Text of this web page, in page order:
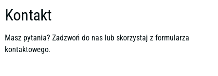
Kontakt
Masz pytania? Zadzwoń do nas lub skorzystaj z formularza
kontaktowego.